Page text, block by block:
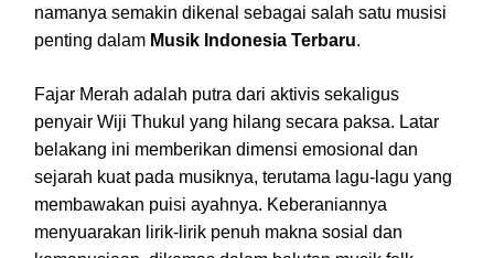
namanya semakin dikenal sebagai salah satu musisi
penting dalam Musik Indonesia Terbaru.
Fajar Merah adalah putra dari aktivis sekaligus
penyair Wiji Thukul yang hilang secara paksa. Latar
belakang ini memberikan dimensi emosional dan
sejarah kuat pada musiknya, terutama lagu-lagu yang
membawakan puisi ayahnya. Keberaniannya
menyuarakan lirik-lirik penuh makna sosial dan